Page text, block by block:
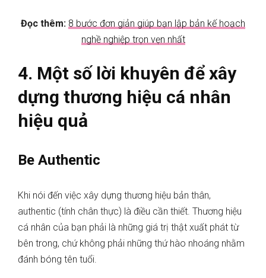
Đọc thêm: 8 bước đơn giản giúp bạn lập bản kế hoạch
nghề nghiệp trọn vẹn nhất
4. Một số lời khuyên để xây
dựng thương hiệu cá nhân
hiệu quả
Be Authentic
Khi nói đến việc xây dựng thương hiệu bản thân,
authentic (tính chân thực) là điều cần thiết. Thương hiệu
cá nhân của bạn phải là những giá trị thật xuất phát từ
bên trong, chứ không phải những thứ hào nhoáng nhằm
đánh bóng tên tuổi.